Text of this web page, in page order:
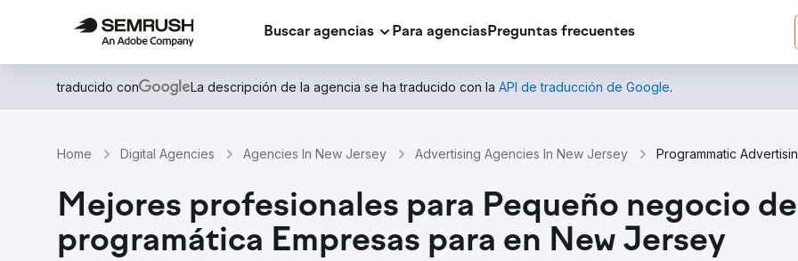
Buscar agencias Para agenciasPreguntas frecuentes
traducido con La descripción de la agencia se ha traducido con la API de traducción de Google.
Home Digital Agencies Agencies In New Jersey Advertising Agencies In New Jersey
Mejores profesionales para Pequeño negocio
programática Empresas para en New Jersey